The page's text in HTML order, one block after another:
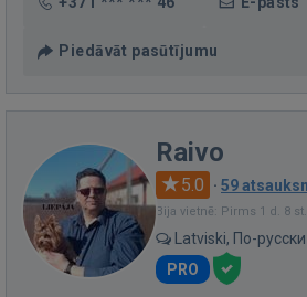
Piedāvāt pasūtījumu
Raivo
5.0 · 59
Bija vietnē: Pirms 1 d. 8 st.
Latviski, По-русски
PRO